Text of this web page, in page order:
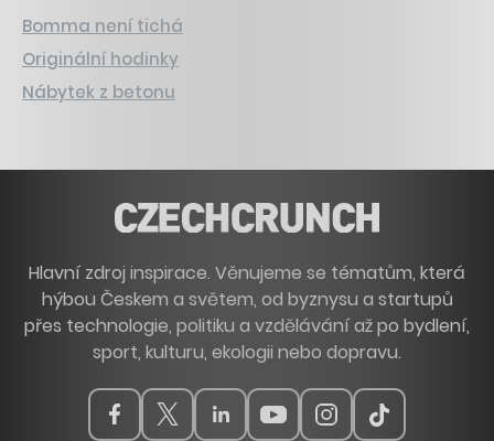
Bomma není tichá
Originální hodinky
Nábytek z betonu
Hlavní zdroj inspirace. Věnujeme se tématům, která
hýbou Českem a světem, od byznysu a startupů
přes technologie, politiku a vzdělávání až po bydlení,
sport, kulturu, ekologii nebo dopravu.